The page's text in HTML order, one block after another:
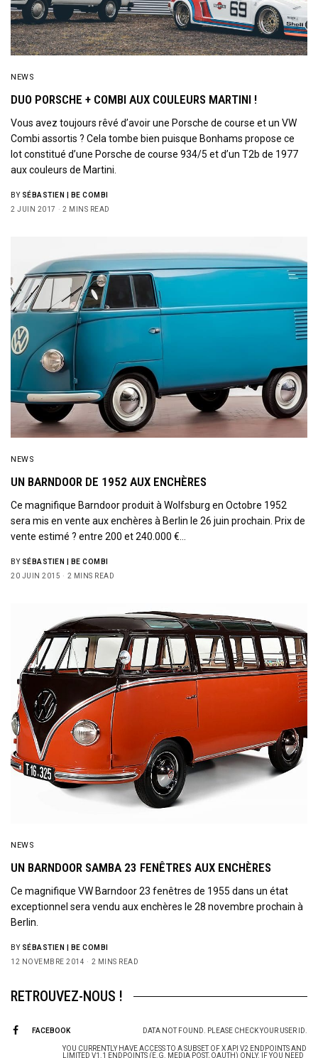
NEWS
DUO PORSCHE + COMBI AUX COULEURS MARTINI !
Vous avez toujours rêvé d’avoir une Porsche de course et un VW
Combi assortis ? Cela tombe bien puisque Bonhams propose ce
lot constitué d’une Porsche de course 934/5 et d’un T2b de 1977
aux couleurs de Martini.
BY SÉBASTIEN | BE COMBI
2 JUIN 2017
2 MINS READ
NEWS
UN BARNDOOR DE 1952 AUX ENCHÈRES
Ce magnifique Barndoor produit à Wolfsburg en Octobre 1952
sera mis en vente aux enchères à Berlin le 26 juin prochain. Prix de
vente estimé ? entre 200 et 240.000 €…
BY SÉBASTIEN | BE COMBI
20 JUIN 2015
2 MINS READ
NEWS
UN BARNDOOR SAMBA 23 FENÊTRES AUX ENCHÈRES
Ce magnifique VW Barndoor 23 fenêtres de 1955 dans un état
exceptionnel sera vendu aux enchères le 28 novembre prochain à
Berlin.
BY SÉBASTIEN | BE COMBI
12 NOVEMBRE 2014
2 MINS READ
RETROUVEZ-NOUS !
FACEBOOK DATA NOT FOUND. PLEASE CHECK YOUR USER ID.
YOU CURRENTLY HAVE ACCESS TO A SUBSET OF X API V2 ENDPOINTS AND
LIMITED V1.1 ENDPOINTS (E.G. MEDIA POST, OAUTH) ONLY. IF YOU NEED